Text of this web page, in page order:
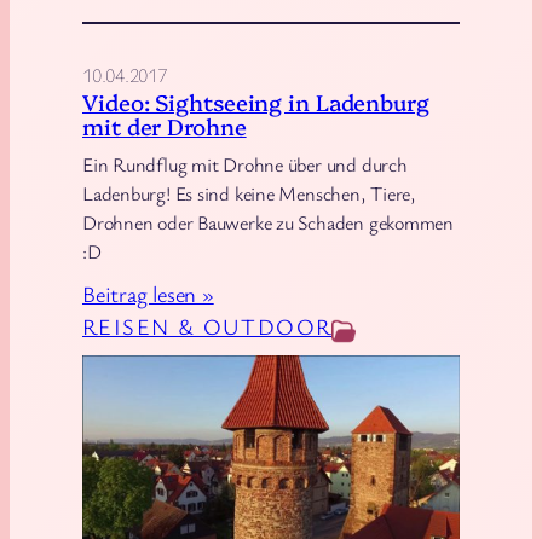
e
n
s
z
h
e
m
i
t
D
REISEN & OUTDOOR
10.04.2017
Video: Sightseeing in Ladenburg
mit der Drohne
Ein Rundflug mit Drohne über und durch
Ladenburg! Es sind keine Menschen, Tiere,
Drohnen oder Bauwerke zu Schaden gekommen
:D
Beitrag lesen »:
V
i
e
o
: